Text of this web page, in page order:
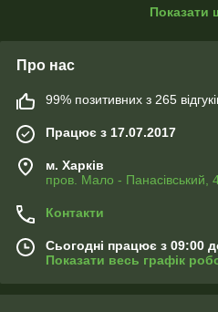
Показати
Про нас
99% позитивних з 265
Працює з 17.07.2017
м. Харків
пров. Мало - Панасівський,
Контакти
Сьогодні працює з 09:00
Показати весь графік